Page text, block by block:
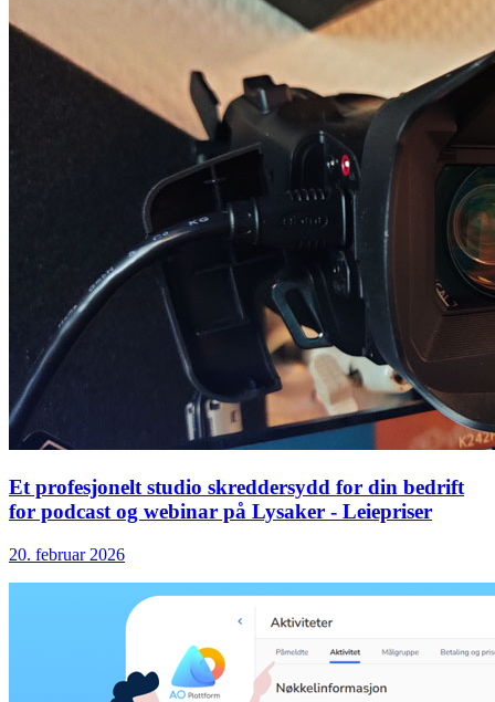
Et profesjonelt studio skreddersydd for din bedrift
for podcast og webinar på Lysaker - Leiepriser
20. februar 2026